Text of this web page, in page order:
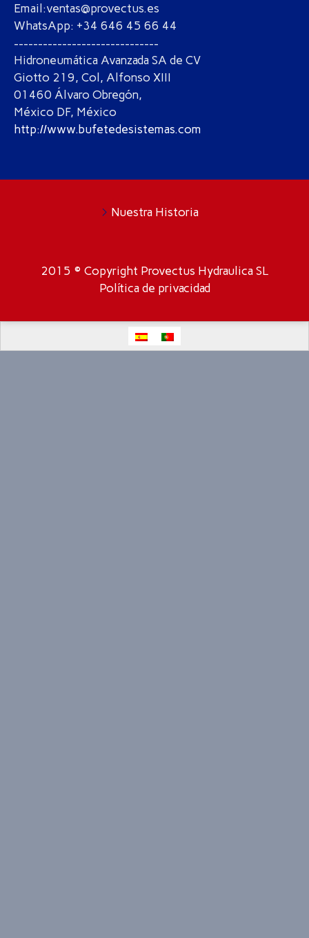
Email:ventas@provectus.es
WhatsApp: +34 646 45 66 44
------------------------------
Hidroneumática Avanzada SA de CV
Giotto 219, Col, Alfonso XIII
01460 Álvaro Obregón,
México DF, México
http://www.bufetedesistemas.com
Nuestra Historia
2015 © Copyright Provectus Hydraulica SL
Política de privacidad